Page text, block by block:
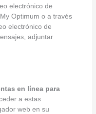
electrónico de
Optimum o a través
electrónico de
adjuntar
en línea para
a estas
web en su